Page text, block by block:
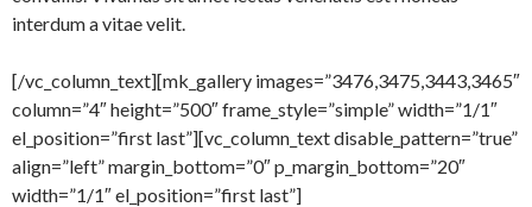
interdum a vitae velit.
[/vc_column_text][mk_gallery images=”3476,3475,3443,3465″
column=”4″ height=”500″ frame_style=”simple” width=”1/1″
el_position=”first last”][vc_column_text disable_pattern=”true”
align=”left” margin_bottom=”0″ p_margin_bottom=”20″
width=”1/1″ el_position=”first last”]